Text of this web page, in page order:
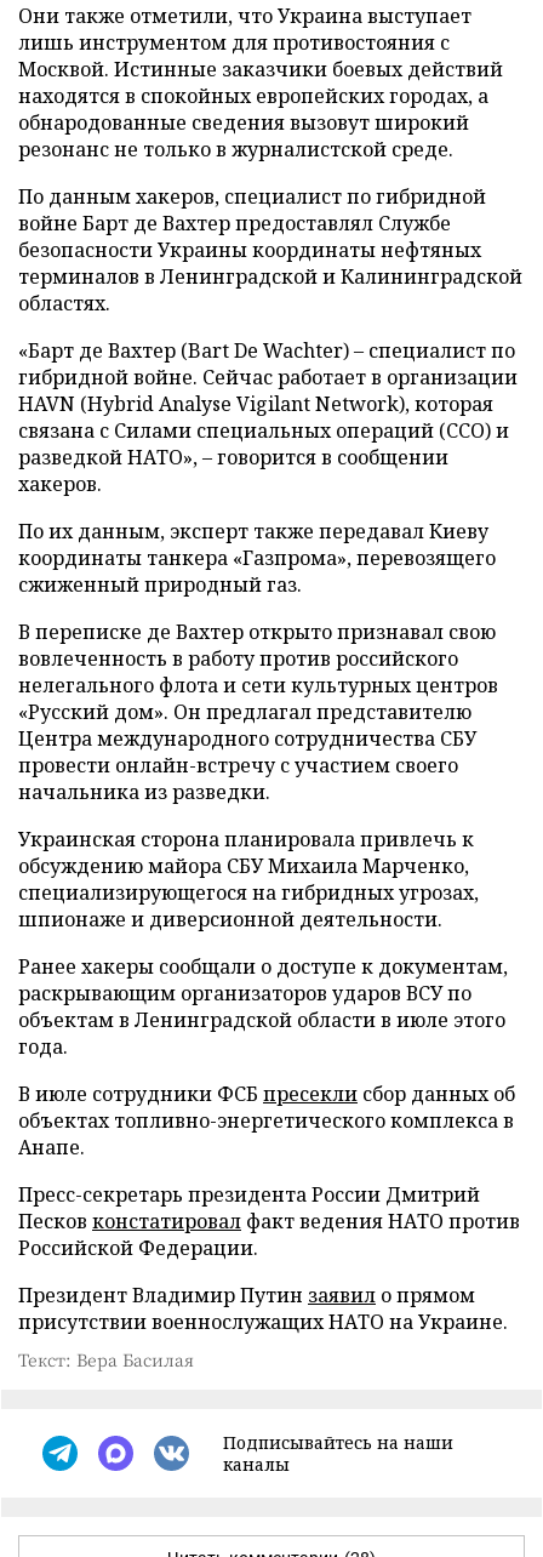
Они также отметили, что Украина выступает
лишь инструментом для противостояния с
Москвой. Истинные заказчики боевых действий
находятся в спокойных европейских городах, а
обнародованные сведения вызовут широкий
резонанс не только в журналистской среде.
По данным хакеров, специалист по гибридной
войне Барт де Вахтер предоставлял Службе
безопасности Украины координаты нефтяных
терминалов в Ленинградской и Калининградской
областях.
«Барт де Вахтер (Bart De Wachter) – специалист по
гибридной войне. Сейчас работает в организации
HAVN (Hybrid Analyse Vigilant Network), которая
связана с Силами специальных операций (ССО) и
разведкой НАТО», – говорится в сообщении
хакеров.
По их данным, эксперт также передавал Киеву
координаты танкера «Газпрома», перевозящего
сжиженный природный газ.
В переписке де Вахтер открыто признавал свою
вовлеченность в работу против российского
нелегального флота и сети культурных центров
«Русский дом». Он предлагал представителю
Центра международного сотрудничества СБУ
провести онлайн-встречу с участием своего
начальника из разведки.
Украинская сторона планировала привлечь к
обсуждению майора СБУ Михаила Марченко,
специализирующегося на гибридных угрозах,
шпионаже и диверсионной деятельности.
Ранее хакеры сообщали о доступе к документам,
раскрывающим организаторов ударов ВСУ по
объектам в Ленинградской области в июле этого
года.
В июле сотрудники ФСБ пресекли сбор данных об
объектах топливно-энергетического комплекса в
Анапе.
Пресс-секретарь президента России Дмитрий
Песков констатировал факт ведения НАТО против
Российской Федерации.
Президент Владимир Путин заявил о прямом
присутствии военнослужащих НАТО на Украине.
Текст: Вера Басилая
Подписывайтесь на наши
каналы